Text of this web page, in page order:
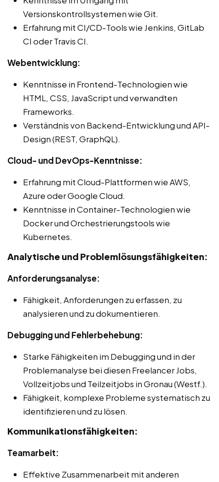
Versionskontrollsystemen wie Git.
Erfahrung mit CI/CD-Tools wie Jenkins, GitLab
CI oder Travis CI.
Webentwicklung:
Kenntnisse in Frontend-Technologien wie
HTML, CSS, JavaScript und verwandten
Frameworks.
Verständnis von Backend-Entwicklung und API-
Design (REST, GraphQL).
Cloud- und DevOps-Kenntnisse:
Erfahrung mit Cloud-Plattformen wie AWS,
Azure oder Google Cloud.
Kenntnisse in Container-Technologien wie
Docker und Orchestrierungstools wie
Kubernetes.
Analytische und Problemlösungsfähigkeiten:
Anforderungsanalyse:
Fähigkeit, Anforderungen zu erfassen, zu
analysieren und zu dokumentieren.
Debugging und Fehlerbehebung:
Starke Fähigkeiten im Debugging und in der
Problemanalyse bei diesen Freelancer Jobs,
Vollzeitjobs und Teilzeitjobs in Gronau (Westf.).
Fähigkeit, komplexe Probleme systematisch zu
identifizieren und zu lösen.
Kommunikationsfähigkeiten:
Teamarbeit:
Effektive Zusammenarbeit mit anderen